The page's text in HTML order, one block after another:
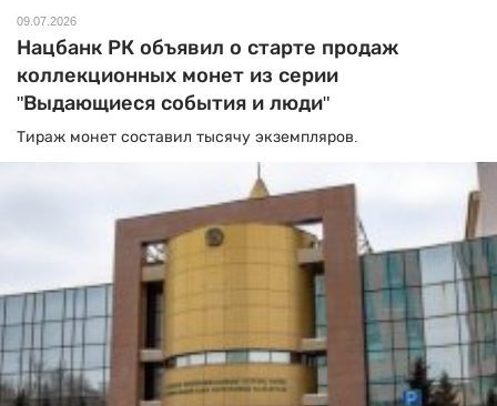
09.07.2026
Нацбанк РК объявил о старте продаж
коллекционных монет из серии
"Выдающиеся события и люди"
Тираж монет составил тысячу экземпляров.